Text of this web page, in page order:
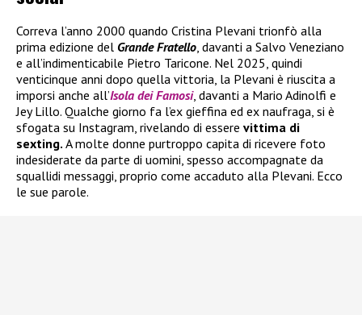
Correva l’anno 2000 quando Cristina Plevani trionfò alla
prima edizione del Grande Fratello , davanti a Salvo Veneziano
e all’indimenticabile Pietro Taricone. Nel 2025, quindi
venticinque anni dopo quella vittoria, la Plevani è riuscita a
imporsi anche all’Isola dei Famosi, davanti a Mario Adinolfi e
Jey Lillo. Qualche giorno fa l’ex gieffina ed ex naufraga, si è
sfogata su Instagram, rivelando di essere vittima di
sexting. A molte donne purtroppo capita di ricevere foto
indesiderate da parte di uomini, spesso accompagnate da
squallidi messaggi, proprio come accaduto alla Plevani. Ecco
le sue parole.